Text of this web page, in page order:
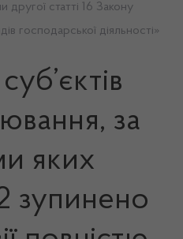
другої статті 16 Закону
господарської діяльності»
за
яких
зупинено